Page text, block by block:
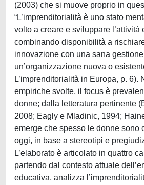
(2003) che si muove proprio in
“L’imprenditorialità è uno stato
volto a creare e sviluppare l’attività
combinando disponibilità a
innovazione con una sana
un’organizzazione nuova o
L’imprenditorialità in Europa, p. 6).
empiriche svolte, il focus è
donne; dalla letteratura pertinente
2008; Eagly e Mladinic, 1994;
emerge che spesso le donne sono
oggi, in base a stereotipi e
L’elaborato è articolato in quattro
partendo dal contesto attuale
educativa, analizza